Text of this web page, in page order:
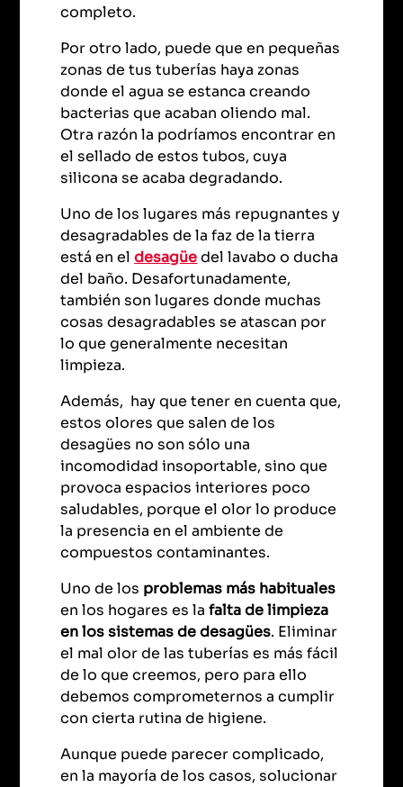
completo.
Por otro lado, puede que en pequeñas
zonas de tus tuberías haya zonas
donde el agua se estanca creando
bacterias que acaban oliendo mal.
Otra razón la podríamos encontrar en
el sellado de estos tubos, cuya
silicona se acaba degradando.
Uno de los lugares más repugnantes y
desagradables de la faz de la tierra
está en eldesagüedel lavabo o ducha
del baño. Desafortunadamente,
también son lugares donde muchas
cosas desagradables se atascan por
lo que generalmente necesitan
limpieza.
Además, hay que tener en cuenta que,
estos olores que salen de los
desagües no son sólo una
incomodidad insoportable, sino que
provoca espacios interiores poco
saludables, porque el olor lo produce
la presencia en el ambiente de
compuestos contaminantes.
Uno de los problemas más habituales
en los hogares es lafalta de limpieza
en los sistemas de desagües. Eliminar
el mal olor de las tuberías es más fácil
de lo que creemos, pero para ello
debemos comprometernos a cumplir
con cierta rutina de higiene.
Aunque puede parecer complicado,
en la mayoría de los casos, solucionar